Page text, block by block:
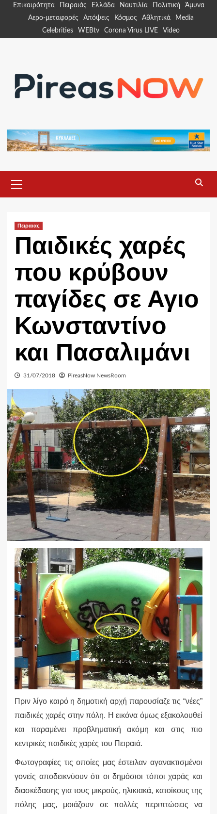
Επικαιρότητα Πειραιάς Ελλάδα Ναυτιλία Πολιτική
Άμυνα
Αερο-μεταφορές
Απόψεις Κόσμος Αθλητικά
Media
Celebrities
WEBtv Corona Virus LIVE Video
Menu
Πειραιας
Παιδικές χαρές
που κρύβουν
παγίδες σε Αγιο
Κωνσταντίνο
και Πασαλιμάνι
31/07/2018 PireasNow NewsRoom
Πριν λίγο καιρό η δημοτική αρχή παρουσίαζε τις “νέες”
παιδικές χαρές στην πόλη. Η εικόνα όμως εξακολουθεί
και παραμένει προβληματική ακόμη και στις πιο
κεντρικές παιδικές χαρές του Πειραιά.
Φωτογραφίες τις οποίες μας έστειλαν αγανακτισμένοι
γονείς αποδεικνύουν ότι οι δημόσιοι τόποι χαράς και
διασκέδασης για τους μικρούς, ηλικιακά, κατοίκους της
πόλης μας, μοιάζουν σε πολλές περιπτώσεις να